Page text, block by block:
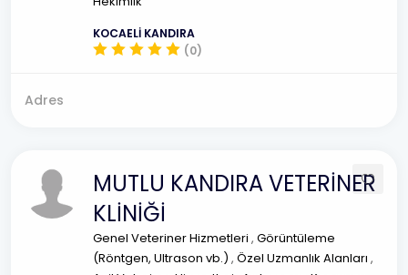
KOCAELİ KANDIRA
(0)
Adres
MUTLU KANDIRA VETERİNER
KLİNİĞİ
Genel Veteriner Hizmetleri , Görüntüleme
(Röntgen, Ultrason vb.) , Özel Uzmanlık Alanları ,